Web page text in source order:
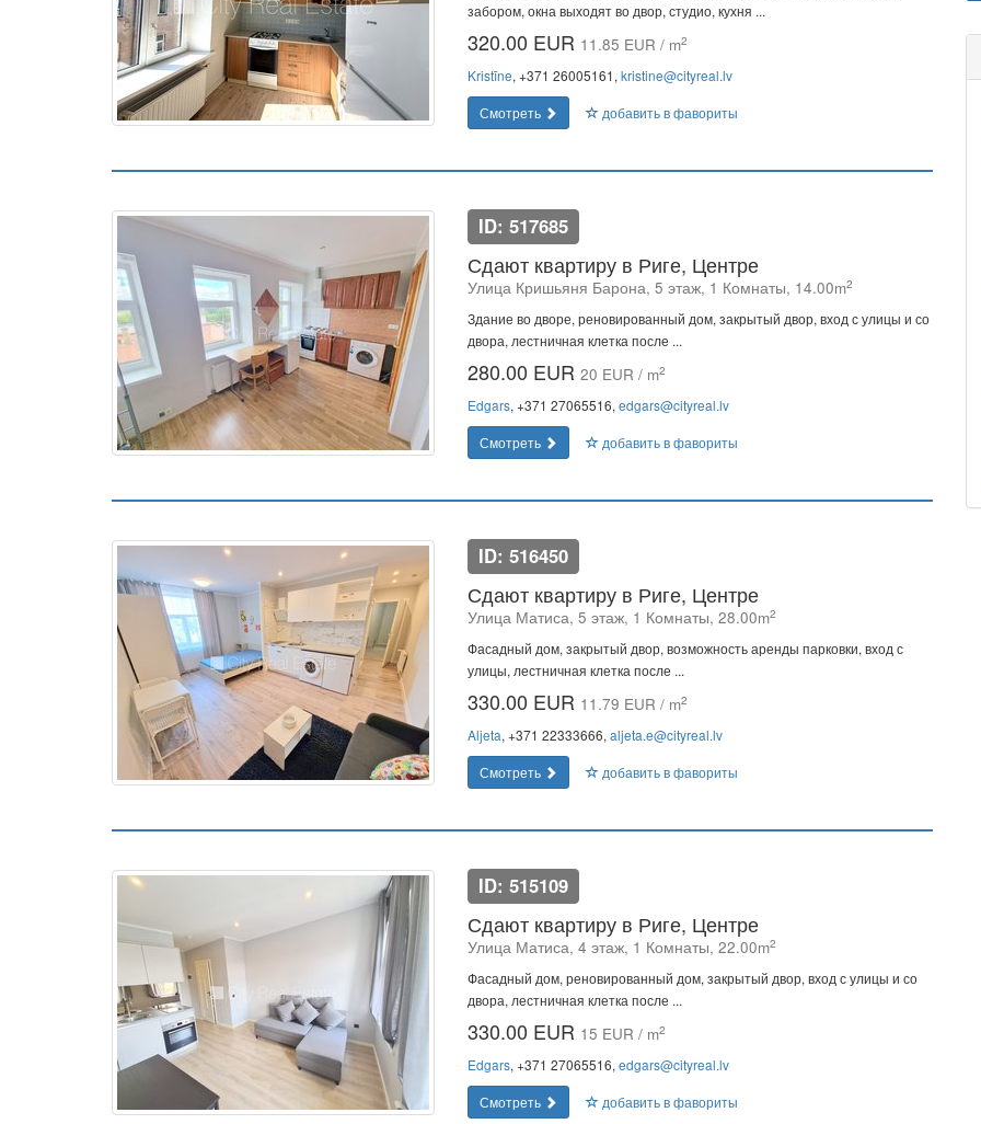
забором, окна выходят во двор, студио, кухня ...
320.00 EUR 11.85 EUR / m2
Kristīne, +371 26005161, kristine@cityreal.lv
Смотреть
добавить в фавориты
ID: 517685
Сдают квартиру в Риге, Центре
Улица Кришьяня Барона, 5 этаж, 1 Комнаты, 14.00m2
Здание во дворе, реновированный дом, закрытый двор, вход с улицы и со
двора, лестничная клетка после ...
280.00 EUR 20 EUR / m2
Edgars, +371 27065516, edgars@cityreal.lv
Смотреть
добавить в фавориты
ID: 516450
Сдают квартиру в Риге, Центре
Улица Матиса, 5 этаж, 1 Комнаты, 28.00m2
Фасадный дом, закрытый двор, возможность аренды парковки, вход с
улицы, лестничная клетка после ...
330.00 EUR 11.79 EUR / m2
Aljeta, +371 22333666, aljeta.e@cityreal.lv
Смотреть
добавить в фавориты
ID: 515109
Сдают квартиру в Риге, Центре
Улица Матиса, 4 этаж, 1 Комнаты, 22.00m2
Фасадный дом, реновированный дом, закрытый двор, вход с улицы и со
двора, лестничная клетка после ...
330.00 EUR 15 EUR / m2
Edgars, +371 27065516, edgars@cityreal.lv
Смотреть
добавить в фавориты